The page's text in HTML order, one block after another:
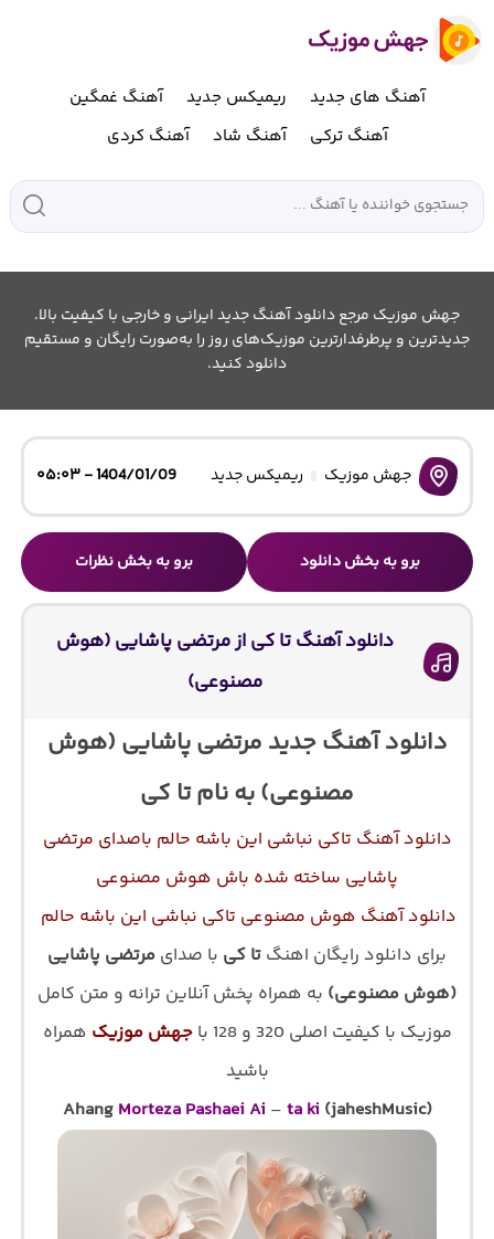
آهنگ های جدید ریمیکس جدید
آهنگ غمگین
آهنگ ترکی
آهنگ شاد آهنگ کردی
جهش موزیک مرجع دانلود آهنگ جدید ایرانی و خارجی با کیفیت بالا.
جدیدترین و پرطرفدارترین موزیک‌های روز را به‌صورت رایگان و مستقیم
دانلود کنید.
جهش موزیک ریمیکس جدید 1404/01/09 - ۰۵:۰۳
برو به بخش دانلود برو به بخش نظرات
دانلود آهنگ تا کی از مرتضی پاشایی (هوش
مصنوعی)
دانلود آهنگ جدید مرتضی پاشایی (هوش
مصنوعی) به نام تا کی
دانلود آهنگ تاکی نباشی این باشه حالم باصدای مرتضی
پاشایی ساخته شده باش هوش مصنوعی
دانلود آهنگ هوش مصنوعی تاکی نباشی این باشه حالم
برای دانلود رایگان اهنگ تا کی با صدای مرتضی پاشایی
(هوش مصنوعی) به همراه پخش آنلاین ترانه و متن کامل
موزیک با کیفیت اصلی 320 و 128 با
جهش موزیک همراه
باشید
Ahang Morteza Pashaei Ai – ta ki (jaheshMusic)